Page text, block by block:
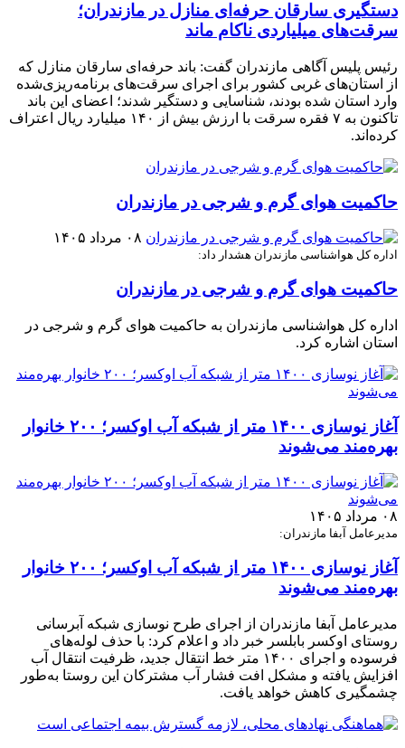
دستگیری سارقان حرفه‌ای منازل در مازندران؛
سرقت‌های میلیاردی ناکام ماند
رئیس پلیس آگاهی مازندران گفت: باند حرفه‌ای سارقان منازل که
از استان‌های غربی کشور برای اجرای سرقت‌های برنامه‌ریزی‌شده
وارد استان شده بودند، شناسایی و دستگیر شدند؛ اعضای این باند
تاکنون به ۷ فقره سرقت با ارزش بیش از ۱۴۰ میلیارد ریال اعتراف
کرده‌اند.
حاکمیت هوای گرم و شرجی در مازندران
۰۸ مرداد ۱۴۰۵
اداره کل هواشناسی مازندران هشدار داد:
حاکمیت هوای گرم و شرجی در مازندران
اداره کل هواشناسی مازندران به حاکمیت هوای گرم و شرجی در
استان اشاره کرد.
آغاز نوسازی ۱۴۰۰ متر از شبکه آب اوکسر؛ ۲۰۰ خانوار
بهره‌مند می‌شوند
۰۸ مرداد ۱۴۰۵
مدیرعامل آبفا مازندران:
آغاز نوسازی ۱۴۰۰ متر از شبکه آب اوکسر؛ ۲۰۰ خانوار
بهره‌مند می‌شوند
مدیرعامل آبفا مازندران از اجرای طرح نوسازی شبکه آبرسانی
روستای اوکسر بابلسر خبر داد و اعلام کرد: با حذف لوله‌های
فرسوده و اجرای ۱۴۰۰ متر خط انتقال جدید، ظرفیت انتقال آب
افزایش یافته و مشکل افت فشار آب مشترکان این روستا به‌طور
چشمگیری کاهش خواهد یافت.